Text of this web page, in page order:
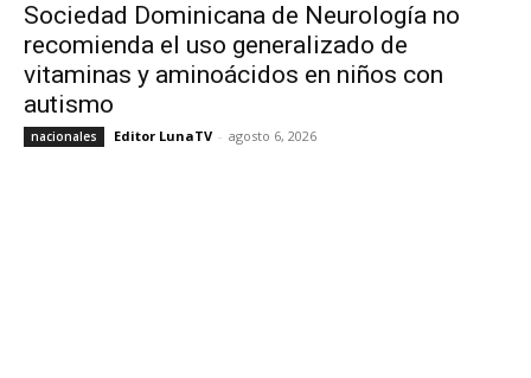
Sociedad Dominicana de Neurología no
recomienda el uso generalizado de
vitaminas y aminoácidos en niños con
autismo
nacionales Editor LunaTV - agosto 6, 2026